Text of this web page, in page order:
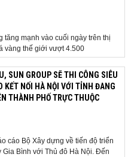
tăng mạnh vào cuối ngày trên thị
vàng thế giới vượt 4.500
2-6, giá vàng hôm nay trên thị
giao dịch ở mức 4.520
35 USD/ounce so với buổi
có thời điểm giá vàng...
SUN GROUP SẼ THI CÔNG SIÊU
KẾT NỐI HÀ NỘI VỚI TỈNH ĐANG
THÀNH PHỐ TRỰC THUỘC
cáo Bộ Xây dựng về tiến độ triển
Bình với Thủ đô Hà Nội. Đến